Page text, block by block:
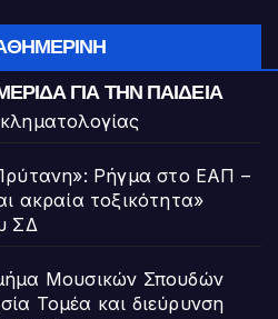
ΓΙΑ ΤΗΝ ΠΑΙΔΕΊΑ
Ρήγμα στο ΕΑΠ –
ακραία τοξικότητα»
ΣΔ
Μουσικών Σπουδών
Τομέα και διεύρυνση